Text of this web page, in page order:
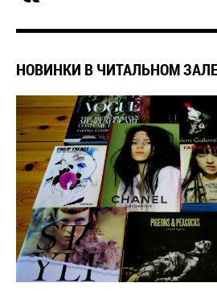
НОВИНКИ В ЧИТАЛЬНОМ